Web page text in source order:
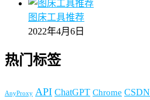
图床工具推荐
2022年4月6日
热门标签
AnyProxy API ChatGPT Chrome CSDN